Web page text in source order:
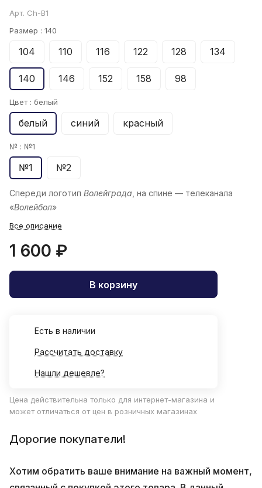
Арт. Ch-B1
Размер : 140
104 110 116 122 128 134
140 146 152 158 98
Цвет : белый
белый синий красный
№ : №1
№1 №2
Спереди логотип Волейграда, на спине — телеканала
«Волейбол»
Все описание
1 600 ₽
В корзину
Есть в наличии
Рассчитать доставку
Нашли дешевле?
Цена действительна только для интернет-магазина и
может отличаться от цен в розничных магазинах
Дорогие покупатели!
Хотим обратить ваше внимание на важный момент,